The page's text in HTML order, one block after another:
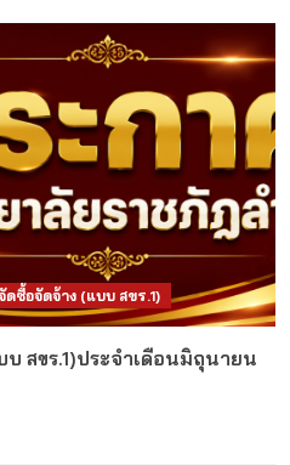
ดซื้อจัดจ้าง (แบบ สขร.1)
สขร.1)ประจำเดือนมิถุนายน